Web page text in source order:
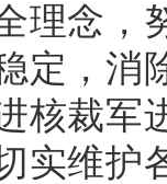
理念，
定，消
核裁军
实维护